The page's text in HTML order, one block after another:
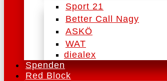
Sport 21
Better Call Nagy
ASKÖ
WAT
diealex
Spenden
Red Block